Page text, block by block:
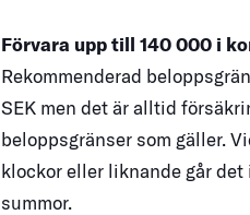
Förvara upp till 140 000 i
Rekommenderad
SEK men det är alltid
beloppsgränser som gäller.
klockor eller liknande går det
summor.